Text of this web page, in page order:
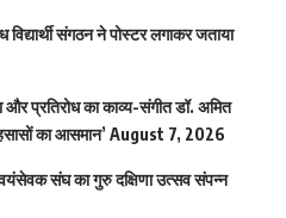
विद्यार्थी संगठन ने पोस्टर लगाकर जताया
प्रतिरोध का काव्य-संगीत डॉ. अमित
का आसमान’ August 7, 2026
स्वयंसेवक संघ का गुरु दक्षिणा उत्सव संपन्न